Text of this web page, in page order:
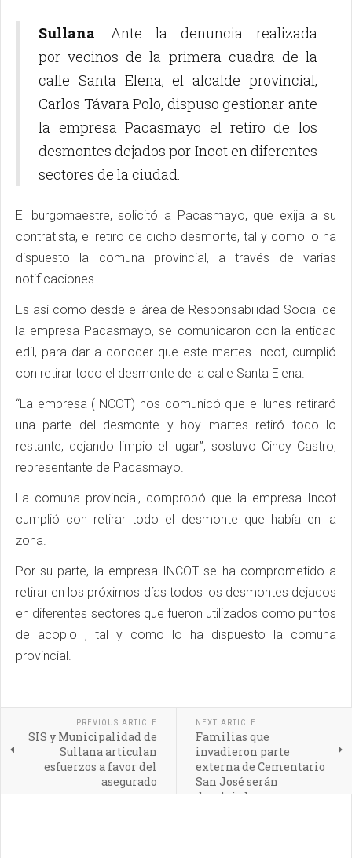
Sullana: Ante la denuncia realizada
por vecinos de la primera cuadra de la
calle Santa Elena, el alcalde provincial,
Carlos Távara Polo, dispuso gestionar ante
la empresa Pacasmayo el retiro de los
desmontes dejados por Incot en diferentes
sectores de la ciudad.
El burgomaestre, solicitó a Pacasmayo, que exija a su
contratista, el retiro de dicho desmonte, tal y como lo ha
dispuesto la comuna provincial, a través de varias
notificaciones.
Es así como desde el área de Responsabilidad Social de
la empresa Pacasmayo, se comunicaron con la entidad
edil, para dar a conocer que este martes Incot, cumplió
con retirar todo el desmonte de la calle Santa Elena.
“La empresa (INCOT) nos comunicó que el lunes retiraró
una parte del desmonte y hoy martes retiró todo lo
restante, dejando limpio el lugar”, sostuvo Cindy Castro,
representante de Pacasmayo.
La comuna provincial, comprobó que la empresa Incot
cumplió con retirar todo el desmonte que había en la
zona.
Por su parte, la empresa INCOT se ha comprometido a
retirar en los próximos días todos los desmontes dejados
en diferentes sectores que fueron utilizados como puntos
de acopio , tal y como lo ha dispuesto la comuna
provincial.
PREVIOUS ARTICLE
SIS y Municipalidad de
Sullana articulan
esfuerzos a favor del
asegurado
NEXT ARTICLE
Familias que
invadieron parte
externa de Cementario
San José serán
desalojadas